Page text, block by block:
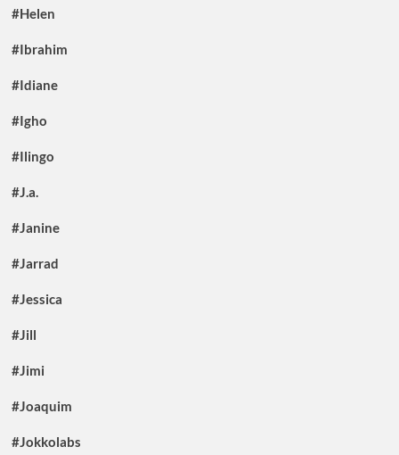
#Helen
#Ibrahim
#Idiane
#Igho
#Ilingo
#J.a.
#Janine
#Jarrad
#Jessica
#Jill
#Jimi
#Joaquim
#Jokkolabs